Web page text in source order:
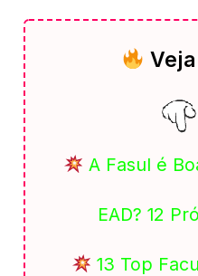
A Fasul é
EAD? 12
13 Top